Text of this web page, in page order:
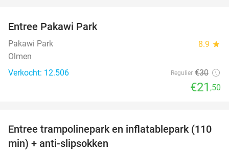
Entree Pakawi Park
Pakawi Park 8.9 star
Olmen
Verkocht: 12.506
Regulier €30
€21 ,50
40%
Entree trampolinepark en inflatablepark (110
min) + anti-slipsokken